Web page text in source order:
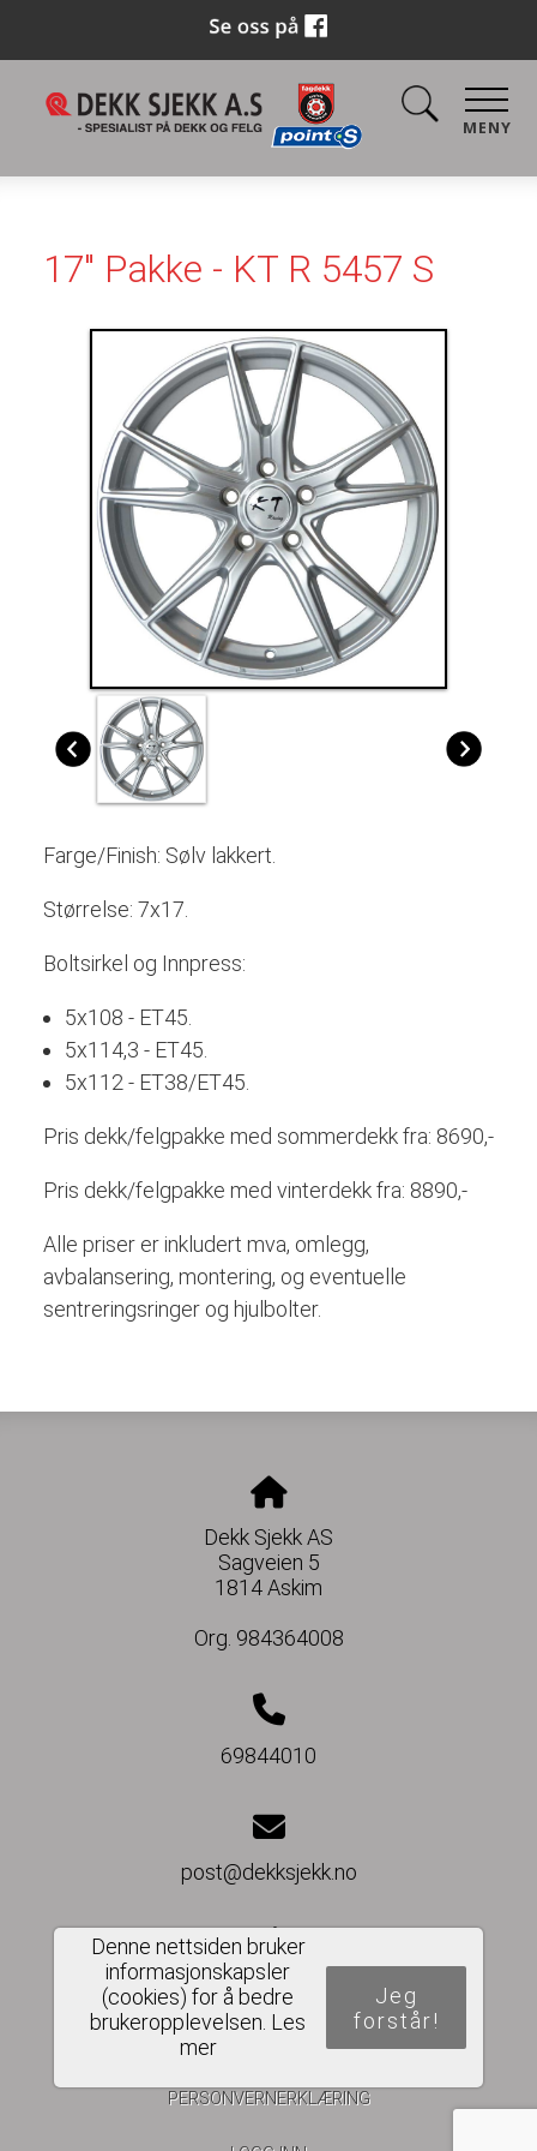
MENY
17" Pakke - KT R 5457 S
Farge/Finish: Sølv lakkert.
Størrelse: 7x17.
Boltsirkel og Innpress:
5x108 - ET45.
5x114,3 - ET45.
5x112 - ET38/ET45.
Pris dekk/felgpakke med sommerdekk fra: 8690,-
Pris dekk/felgpakke med vinterdekk fra: 8890,-
Alle priser er inkludert mva, omlegg,
avbalansering, montering, og eventuelle
sentreringsringer og hjulbolter.
Dekk Sjekk AS
Sagveien 5
1814 Askim
Org. 984364008
69844010
post@dekksjekk.no
Del nettside
Denne nettsiden bruker
informasjonskapsler
(cookies) for å bedre
brukeropplevelsen. Les
mer
Jeg
forstår!
PERSONVERNERKLÆRING